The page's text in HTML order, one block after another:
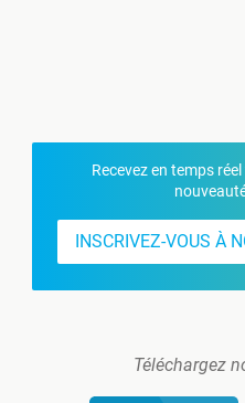
Recevez en temps
INSCRIVEZ-VOUS À
Téléchargez